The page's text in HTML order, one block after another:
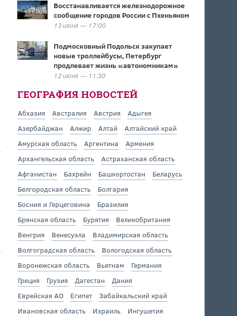
Восстанавливается железнодорожное
сообщение городов России с Пхеньяном
13 июня — 17:00
Подмосковный Подольск закупает
новые троллейбусы, Петербург
продлевает жизнь «автономникам»
12 июня — 11:30
ГЕОГРАФИЯ НОВОСТЕЙ
Абхазия Австралия Австрия
Адыгея
Азербайджан
Алжир Алтай
Алтайский край
Амурская область
Аргентина
Армения
Архангельская область
Астраханская область
Афганистан
Бахрейн Башкортостан
Беларусь
Белгородская область
Болгария
Босния и Герцеговина
Бразилия
Брянская область
Бурятия
Великобритания
Венгрия
Венесуэла
Владимирская область
Волгоградская область
Вологодская область
Воронежская область
Вьетнам
Германия
Греция
Грузия Дагестан
Дания
Еврейская АО
Египет
Забайкальский край
Ивановская область
Израиль
Ингушетия